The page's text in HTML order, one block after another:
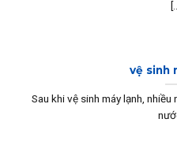
vệ sinh
Sau khi vệ sinh máy lạnh,